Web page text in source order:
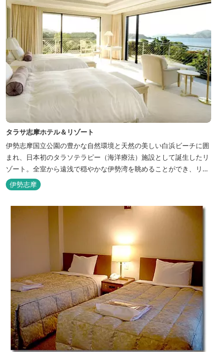
タラサ志摩ホテル＆リゾート
伊勢志摩国立公園の豊かな自然環境と天然の美しい白浜ビーチに囲
まれ、日本初のタラソテラピー（海洋療法）施設として誕生したリ
ゾート。全室から遠浅で穏やかな伊勢湾を眺めることができ、リラ
ックスした滞在をお楽しみいただけます。滞在中は、目の前の海か
らきれいな海水を引き込み、24時間以内に新鮮な状態で使用するタ
ラソテラピーや、季節の海の幸を楽しめるフレンチと日本料理が堪
能できます。
伊勢志摩